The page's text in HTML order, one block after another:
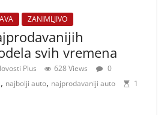
ZANIMLJIVO
svih vremena
Plus 628 Views
0
, najbolji auto, najprodavaniji auto
1